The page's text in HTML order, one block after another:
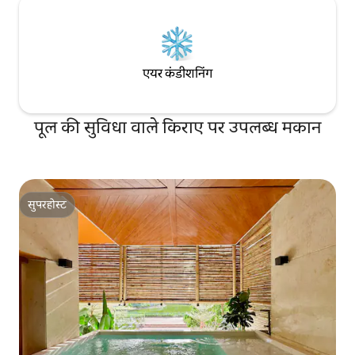
एयर कंडीशनिंग
पूल की सुविधा वाले किराए पर उपलब्ध मकान
सुपरहोस्ट
सुपरहोस्ट